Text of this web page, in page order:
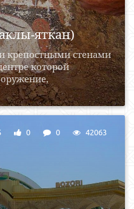
яткан)
стенами
которой
0 0 42063